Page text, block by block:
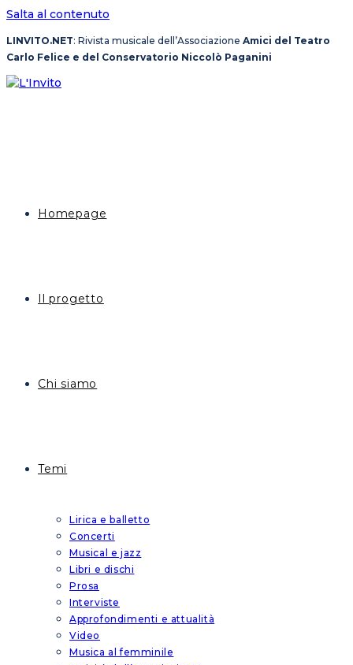
Salta al contenuto
LINVITO.NET: Rivista musicale dell’Associazione Amici del Teatro
Carlo Felice e del Conservatorio Niccolò Paganini
Homepage
Il progetto
Chi siamo
Temi
Lirica e balletto
Concerti
Musical e jazz
Libri e dischi
Prosa
Interviste
Approfondimenti e attualità
Video
Musica al femminile